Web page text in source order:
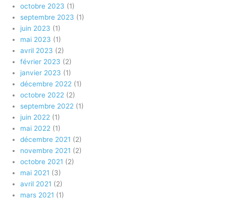
octobre 2023 (1)
septembre 2023 (1)
juin 2023 (1)
mai 2023 (1)
avril 2023 (2)
février 2023 (2)
janvier 2023 (1)
décembre 2022 (1)
octobre 2022 (2)
septembre 2022 (1)
juin 2022 (1)
mai 2022 (1)
décembre 2021 (2)
novembre 2021 (2)
octobre 2021 (2)
mai 2021 (3)
avril 2021 (2)
mars 2021 (1)